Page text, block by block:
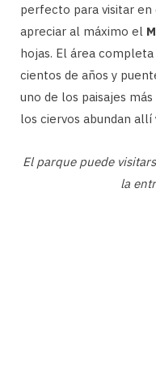
perfecto para visitar
apreciar al máximo el
hojas. El área
cientos de años y
uno de los paisajes
los ciervos abundan allí
El parque puede
la